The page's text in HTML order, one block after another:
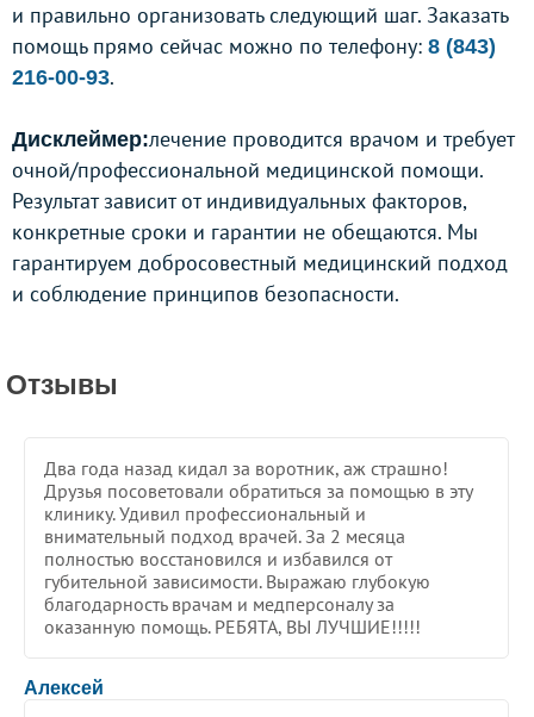
и правильно организовать следующий шаг. Заказать
помощь прямо сейчас можно по телефону: 8 (843)
216-00-93.
Дисклеймер:лечение проводится врачом и требует
очной/профессиональной медицинской помощи.
Результат зависит от индивидуальных факторов,
конкретные сроки и гарантии не обещаются. Мы
гарантируем добросовестный медицинский подход
и соблюдение принципов безопасности.
Отзывы
Два года назад кидал за воротник, аж страшно!
Друзья посоветовали обратиться за помощью в эту
клинику. Удивил профессиональный и
внимательный подход врачей. За 2 месяца
полностью восстановился и избавился от
губительной зависимости. Выражаю глубокую
благодарность врачам и медперсоналу за
оказанную помощь. РЕБЯТА, ВЫ ЛУЧШИЕ!!!!!
Алексей